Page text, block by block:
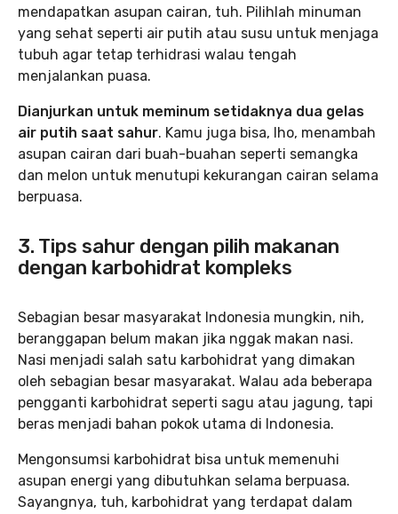
mendapatkan asupan cairan, tuh. Pilihlah minuman
yang sehat seperti air putih atau susu untuk menjaga
tubuh agar tetap terhidrasi walau tengah
menjalankan puasa.
Dianjurkan untuk meminum setidaknya dua gelas
air putih saat sahur. Kamu juga bisa, lho, menambah
asupan cairan dari buah-buahan seperti semangka
dan melon untuk menutupi kekurangan cairan selama
berpuasa.
3. Tips sahur dengan pilih makanan
dengan karbohidrat kompleks
Sebagian besar masyarakat Indonesia mungkin, nih,
beranggapan belum makan jika nggak makan nasi.
Nasi menjadi salah satu karbohidrat yang dimakan
oleh sebagian besar masyarakat. Walau ada beberapa
pengganti karbohidrat seperti sagu atau jagung, tapi
beras menjadi bahan pokok utama di Indonesia.
Mengonsumsi karbohidrat bisa untuk memenuhi
asupan energi yang dibutuhkan selama berpuasa.
Sayangnya, tuh, karbohidrat yang terdapat dalam